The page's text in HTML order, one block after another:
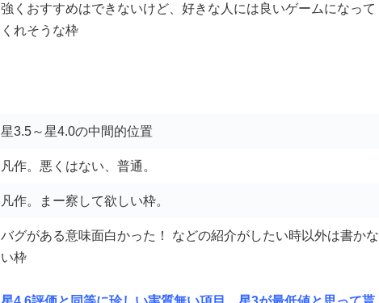
強くおすすめはできないけど、好きな人には良いゲームになって
くれそうな枠
星3.5～星4.0の中間的位置
凡作。悪くはない、普通。
凡作。まー察して欲しい枠。
バグがある意味面白かった！ などの紹介がしたい時以外は書かな
い枠